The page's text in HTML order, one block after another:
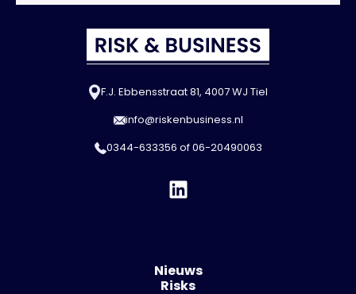
F.J. Ebbensstraat 81, 4007 WJ Tiel
info@riskenbusiness.nl
0344-633356 of06-20490063
Nieuws
Risks